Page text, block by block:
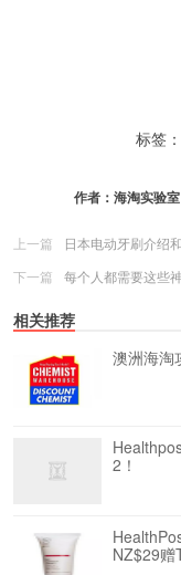
标签：
作者： 海淘实验室
上一篇
日本电动牙刷介绍
下一篇
每个人都需要这些
相关推荐
澳洲海淘
2！
NZ$29赠